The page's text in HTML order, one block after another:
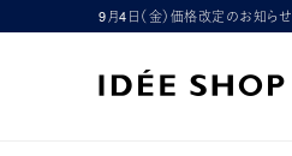
9月4日（金）価格改定のお知らせ